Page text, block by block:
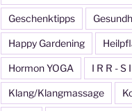
Geschenktipps
Happy Gardening
Hormon YOGA I R R - S
Klang/Klangmassage